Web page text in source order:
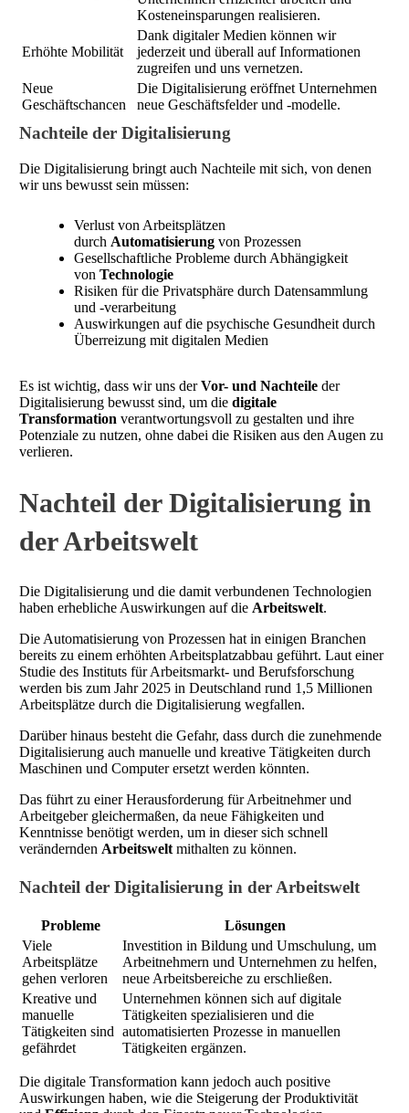
Kosteneinsparungen realisieren.
Erhöhte Mobilität
Dank digitaler Medien können wir
jederzeit und überall auf Informationen
zugreifen und uns vernetzen.
Neue
Geschäftschancen
Die Digitalisierung eröffnet Unternehmen
neue Geschäftsfelder und -modelle.
Nachteile der Digitalisierung
Die Digitalisierung bringt auch Nachteile mit sich, von denen
wir uns bewusst sein müssen:
Verlust von Arbeitsplätzen
durch Automatisierung von Prozessen
Gesellschaftliche Probleme durch Abhängigkeit
von Technologie
Risiken für die Privatsphäre durch Datensammlung
und -verarbeitung
Auswirkungen auf die psychische Gesundheit durch
Überreizung mit digitalen Medien
Es ist wichtig, dass wir uns derVor- und Nachteile der
Digitalisierung bewusst sind, um die digitale
Transformation verantwortungsvoll zu gestalten und ihre
Potenziale zu nutzen, ohne dabei die Risiken aus den Augen zu
verlieren.
Nachteil der Digitalisierung in
der Arbeitswelt
Die Digitalisierung und die damit verbundenen Technologien
haben erhebliche Auswirkungen auf die Arbeitswelt.
Die Automatisierung von Prozessen hat in einigen Branchen
bereits zu einem erhöhten Arbeitsplatzabbau geführt. Laut einer
Studie des Instituts für Arbeitsmarkt- und Berufsforschung
werden bis zum Jahr 2025 in Deutschland rund 1,5 Millionen
Arbeitsplätze durch die Digitalisierung wegfallen.
Darüber hinaus besteht die Gefahr, dass durch die zunehmende
Digitalisierung auch manuelle und kreative Tätigkeiten durch
Maschinen und Computer ersetzt werden könnten.
Das führt zu einer Herausforderung für Arbeitnehmer und
Arbeitgeber gleichermaßen, da neue Fähigkeiten und
Kenntnisse benötigt werden, um in dieser sich schnell
verändernden Arbeitswelt mithalten zu können.
Nachteil der Digitalisierung in der Arbeitswelt
Probleme
Lösungen
Viele
Arbeitsplätze
gehen verloren
Investition in Bildung und Umschulung, um
Arbeitnehmern und Unternehmen zu helfen,
neue Arbeitsbereiche zu erschließen.
Kreative und
manuelle
Tätigkeiten sind
gefährdet
Unternehmen können sich auf digitale
Tätigkeiten spezialisieren und die
automatisierten Prozesse in manuellen
Tätigkeiten ergänzen.
Die digitale Transformation kann jedoch auch positive
Auswirkungen haben, wie die Steigerung der Produktivität